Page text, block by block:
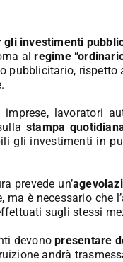
gli investimenti
alregime
pubblicitario,
imprese, lavoratori
stampa
gli investimenti in
prevede un’
, ma è necessario che
sugli stessi
devono presentare
andrà